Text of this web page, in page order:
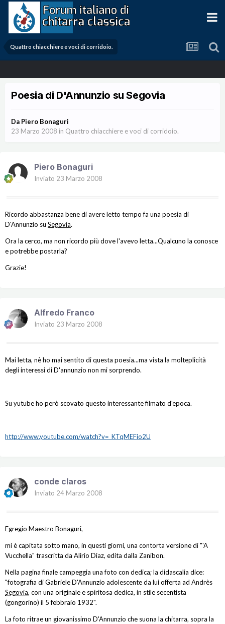
Quattro chiacchiere e voci di corridoio.
Poesia di D'Annunzio su Segovia
Da Piero Bonaguri
23 Marzo 2008 in Quattro chiacchiere e voci di corridoio.
Piero Bonaguri
Inviato 23 Marzo 2008
Ricordo abbastanza bene di avere letto tempo fa una poesia di
D'Annunzio su Segovia.
Ora la cerco, ma non ricordo più dove l'avevo letta...Qualcuno la conosce
e potrebbe postarla?
Grazie!
Alfredo Franco
Inviato 23 Marzo 2008
Mai letta, nè ho mai sentito di questa poesia...ma vista la molteplicità
degli interessi di D'annunzio non mi sorprendo.
Su yutube ho però scovato questo interessante filmato d'epoca.
http://www.youtube.com/watch?v=_KTqMEFio2U
conde claros
Inviato 24 Marzo 2008
Egregio Maestro Bonaguri,
mi è capitata sotto mano, in questi giorni, una contorta versione di "'A
Vucchella" trascritta da Alirio Diaz, edita dalla Zanibon.
Nella pagina finale campeggia una foto con dedica; la didascalia dice:
"fotografia di Gabriele D'Annunzio adolescente da lui offerta ad Andrès
Segovia, con una originale e spiritosa dedica, in stile secentista
(gongorino) il 5 febbraio 1932".
La foto ritrae un giovanissimo D'Annunzio che suona la chitarra, sopra la